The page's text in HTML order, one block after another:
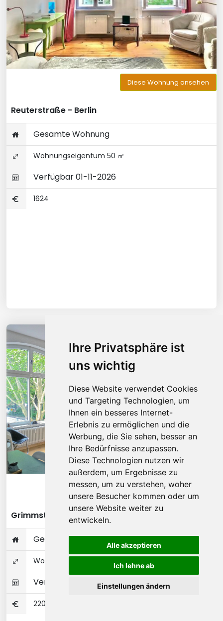
Ihre Privatsphäre ist
uns wichtig
Diese Website verwendet Cookies
und Targeting Technologien, um
Ihnen ein besseres Internet-
Erlebnis zu ermöglichen und die
Werbung, die Sie sehen, besser an
Ihre Bedürfnisse anzupassen.
Diese Technologien nutzen wir
außerdem, um Ergebnisse zu
messen, um zu verstehen, woher
unsere Besucher kommen oder um
unsere Website weiter zu
entwickeln.
Alle akzeptieren
Ich lehne ab
Einstellungen ändern
Diese Wohnung ansehen
Reuterstraße - Berlin
Gesamte Wohnung
Wohnungseigentum 50 ㎡
Verfügbar 01-11-2026
1624
Diese Wohnung ansehen
Grimmstraße - Berlin
Gesamte Wohnung
Wohnungseigentum 76 ㎡
Verfügbar 01-01-2027
2200